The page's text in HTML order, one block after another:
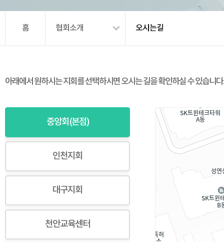
홈 협회소개 오시는길
아래에서 원하시는 지회를 선택하시면 오시는 길을 확인하실 수 있습니다.
중앙회(본점)
인천지회
대구지회
천안교육센터